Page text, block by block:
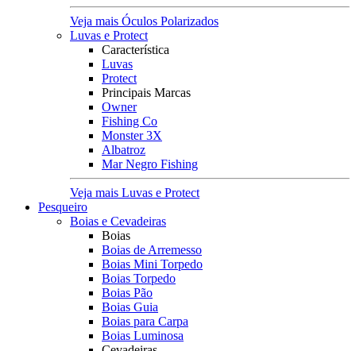
Veja mais Óculos Polarizados
Luvas e Protect
Característica
Luvas
Protect
Principais Marcas
Owner
Fishing Co
Monster 3X
Albatroz
Mar Negro Fishing
Veja mais Luvas e Protect
Pesqueiro
Boias e Cevadeiras
Boias
Boias de Arremesso
Boias Mini Torpedo
Boias Torpedo
Boias Pão
Boias Guia
Boias para Carpa
Boias Luminosa